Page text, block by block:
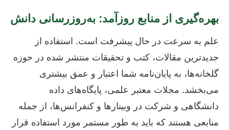
بهره‌گیری از منابع روزآمد: به‌روزرسانی دانش
علم به سرعت در حال پیشرفت است. استفاده از
جدیدترین مقالات، کتب و تحقیقات منتشر شده در حوزه
گلخانه‌ها، به پایان‌نامه شما اعتبار و عمق بیشتری
می‌بخشد. مجلات معتبر علمی، پایگاه‌های داده
دانشگاهی و شرکت در وبینارها و کنفرانس‌ها، از جمله
منابعی هستند که باید به طور مستمر مورد استفاده قرار